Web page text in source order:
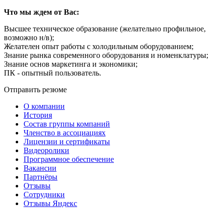
Что мы ждем от Вас:
Высшее техническое образование (желательно профильное,
возможно н/в);
Желателен опыт работы с холодильным оборудованием;
Знание рынка современного оборудования и номенклатуры;
Знание основ маркетинга и экономики;
ПК - опытный пользователь.
Отправить резюме
О компании
История
Состав группы компаний
Членство в ассоциациях
Лицензии и сертификаты
Видеоролики
Программное обеспечение
Вакансии
Партнёры
Отзывы
Сотрудники
Отзывы Яндекс